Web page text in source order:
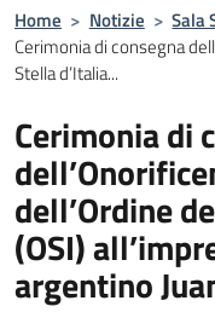
Home > Notizie > Sala
Cerimonia di consegna
Stella d’Italia...
Cerimonia di
dell’Ordine
(OSI)
argentino